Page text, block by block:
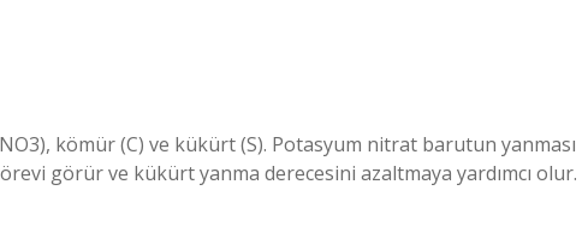
kömür (C) ve kükürt (S). Potasyum nitrat barutun yanması
görür ve kükürt yanma derecesini azaltmaya yardımcı olur.